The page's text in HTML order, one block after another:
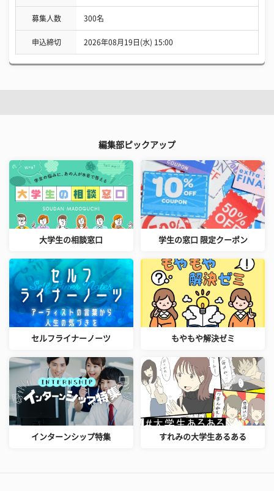
募集人数 300名
申込締切 2026年08月19日(水) 15:00
編集部ピックアップ
大学生の相談窓口 学生の窓口 限定クーポン
セルフライナーノーツ もやもや解決ゼミ
インターンシップ特集 すれみの大学生あるある